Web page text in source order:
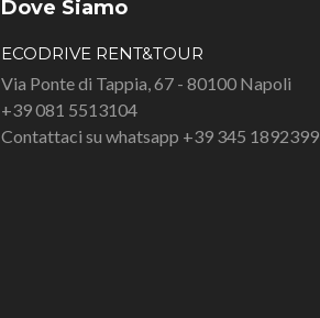
Dove Siamo
ECODRIVE RENT&TOUR
Via Ponte di Tappia, 67 - 80100 Napoli
+39 081 5513104
Contattaci su whatsapp +39 345 1892399